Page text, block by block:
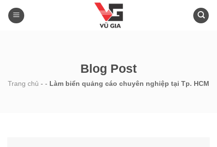
Blog Post
Trang chủ - - Làm biển quảng cáo chuyên nghiệp tại Tp. HCM